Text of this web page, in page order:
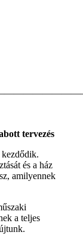
tervezés
és a ház
amilyennek
a teljes